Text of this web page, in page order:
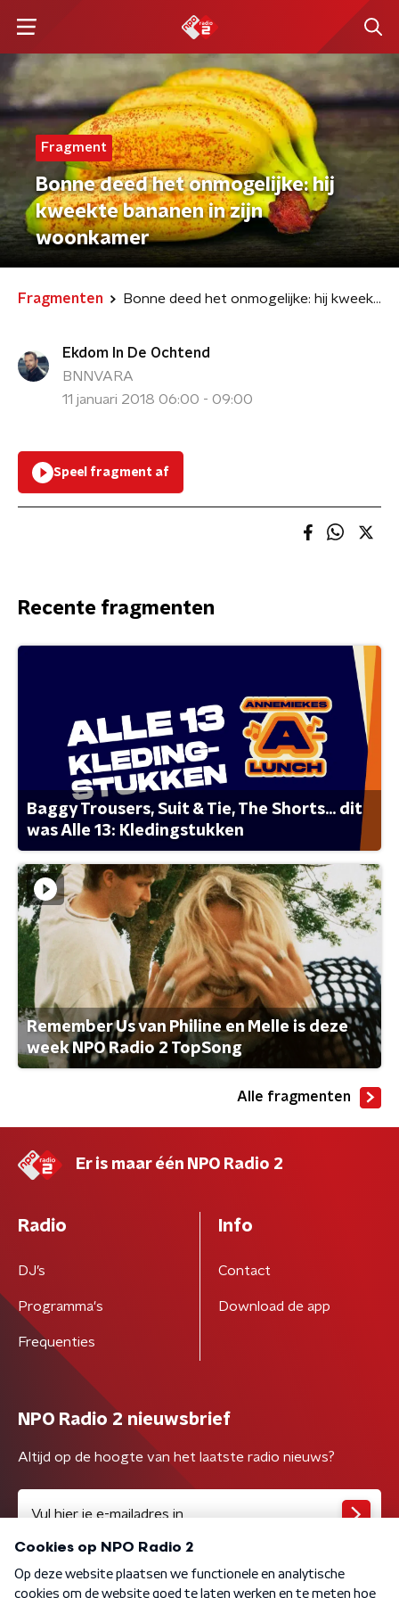
Fragment
Bonne deed het onmogelijke: hij
kweekte bananen in zijn
woonkamer
Fragmenten Bonne deed het onmogelijke: hij kweekte bananen in zijn woonkamer
Ekdom In De Ochtend
BNNVARA
11 januari 2018 06:00 - 09:00
Speel fragment af
Recente fragmenten
Baggy Trousers, Suit & Tie, The Shorts... dit
was Alle 13: Kledingstukken
Remember Us van Philine en Melle is deze
week NPO Radio 2 TopSong
Alle fragmenten
Er is maar één NPO Radio 2
Radio
DJ’s
Programma's
Frequenties
Info
Contact
Download de app
NPO Radio 2 nieuwsbrief
Altijd op de hoogte van het laatste radio nieuws?